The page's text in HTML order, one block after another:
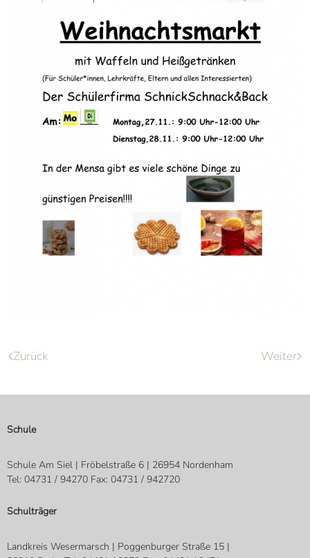
Zurück Weiter
Schule
Schule Am Siel | Fröbelstraße 6 | 26954 Nordenham
Tel: 04731 / 94270 Fax: 04731 / 942720
Schulträger
Landkreis Wesermarsch | Poggenburger Straße 15 |